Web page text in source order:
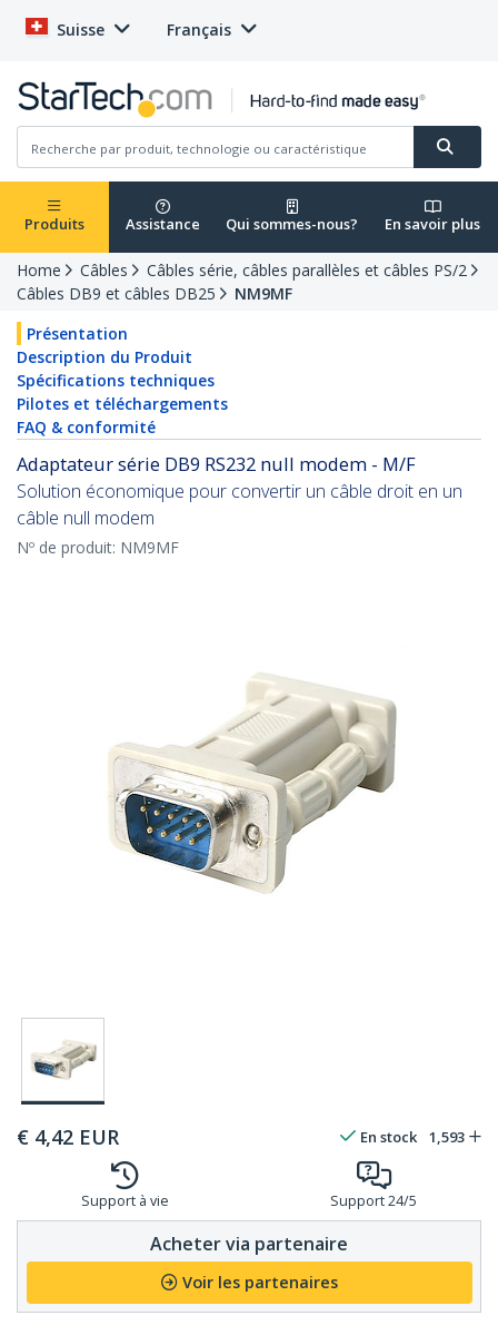
Suisse Français
Produits Assistance Qui sommes-nous? En savoir plus
Home Câbles
Câbles série, câbles parallèles et câbles PS/2
Câbles DB9 et câbles DB25
NM9MF
Présentation
Description du Produit
Spécifications techniques
Pilotes et téléchargements
FAQ & conformité
Adaptateur série DB9 RS232 null modem - M/F
Solution économique pour convertir un câble droit en un
câble null modem
Nº de produit: NM9MF
€ 4,42 EUR En stock 1,593
Support à vie Support 24/5
Acheter via partenaire
Voir les partenaires